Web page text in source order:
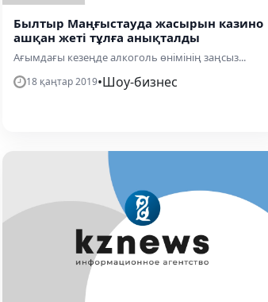
Былтыр Маңғыстауда жасырын казино
ашқан жеті тұлға анықталды
Ағымдағы кезеңде алкоголь өнімінің заңсыз...
18 қаңтар 2019•Шоу-бизнес